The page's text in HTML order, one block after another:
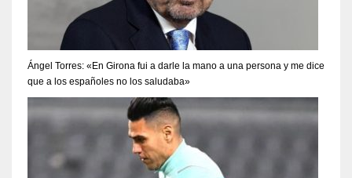
Ángel Torres: «En Girona fui a darle la mano a una persona y me dice
que a los españoles no los saludaba»